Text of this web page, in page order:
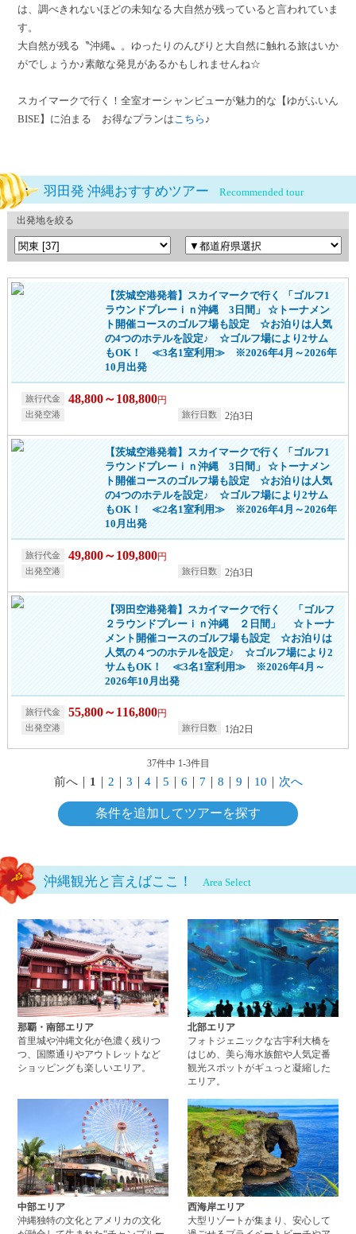
は、調べきれないほどの未知なる大自然が残っていると言われていま
す。
大自然が残る〝沖縄〟。ゆったりのんびりと大自然に触れる旅はいか
がでしょうか♪素敵な発見があるかもしれませんね☆
スカイマークで行く！全室オーシャンビューが魅力的な【ゆがふいん
BISE】に泊まる お得なプランはこちら ♪
羽田発 沖縄おすすめツアー Recommended tour
出発地を絞る
【茨城空港発着】スカイマークで行く 「ゴルフ1
ラウンドプレーｉｎ沖縄 3日間」 ☆トーナメン
ト開催コースのゴルフ場も設定 ☆お泊りは人気
の4つのホテルを設定♪ ☆ゴルフ場により2サム
もOK！ ≪3名1室利用≫ ※2026年4月～2026年
10月出発
48,800～108,800円
2泊3日
【茨城空港発着】スカイマークで行く 「ゴルフ1
ラウンドプレーｉｎ沖縄 3日間」 ☆トーナメン
ト開催コースのゴルフ場も設定 ☆お泊りは人気
の4つのホテルを設定♪ ☆ゴルフ場により2サム
もOK！ ≪2名1室利用≫ ※2026年4月～2026年
10月出発
49,800～109,800円
2泊3日
【羽田空港発着】スカイマークで行く 「ゴルフ
２ラウンドプレーｉｎ沖縄 ２日間」 ☆トーナ
メント開催コースのゴルフ場も設定 ☆お泊りは
人気の４つのホテルを設定♪ ☆ゴルフ場により2
サムもOK！ ≪3名1室利用≫ ※2026年4月～
2026年10月出発
55,800～116,800円
1泊2日
37件中 1-3件目
前へ｜ 1 2 3 4｜ 5 6 7 8 9 10 次へ
条件を追加してツアーを探す
沖縄観光と言えばここ！ Area Select
那覇・南部エリア
首里城や沖縄文化が色濃く残りつ
つ、国際通りやアウトレットなど
ショッピングも楽しいエリア。
那覇・南部エリアページへ
北部エリア
フォトジェニックな古宇利大橋を
はじめ、美ら海水族館や人気定番
観光スポットがギュっと凝縮した
エリア。
中部エリア
沖縄独特の文化とアメリカの文化
中部エリアページへ
西海岸エリア
大型リゾートが集まり、安心して